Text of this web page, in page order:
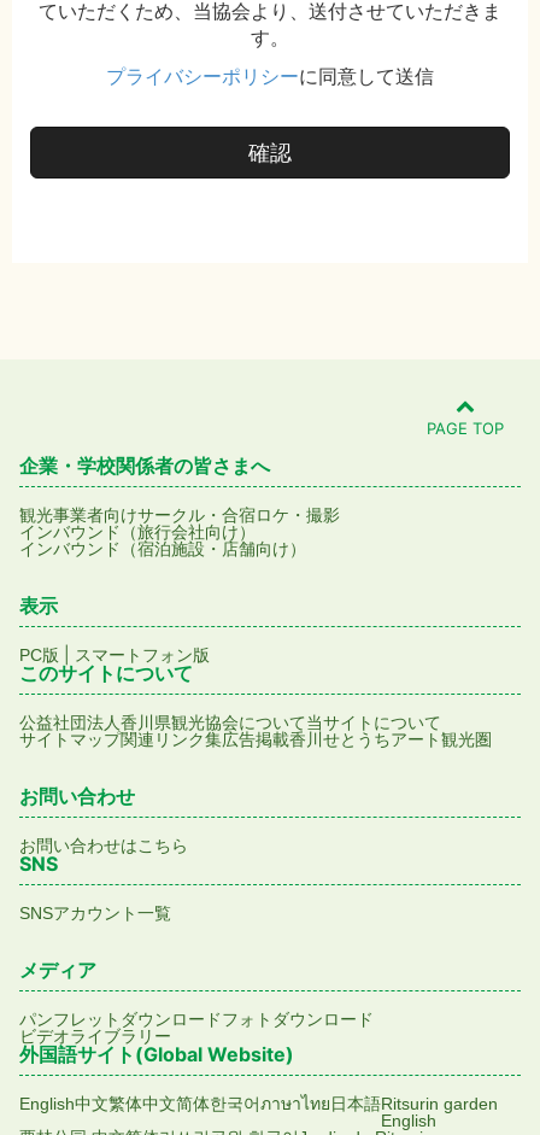
ていただくため、当協会より、送付させていただきま
す。
プライバシーポリシーに同意して送信
確認
PAGE TOP
企業・学校関係者の皆さまへ
観光事業者向けサークル・合宿ロケ・撮影
インバウンド（旅行会社向け）
インバウンド（宿泊施設・店舗向け）
表示
PC版 スマートフォン版
このサイトについて
公益社団法人香川県観光協会について当サイトについて
サイトマップ関連リンク集広告掲載香川せとうちアート観光圏
お問い合わせ
お問い合わせはこちら
SNS
SNSアカウント一覧
メディア
パンフレットダウンロードフォトダウンロード
ビデオライブラリー
外国語サイト(Global Website)
English中文繁体中文简体한국어ภาษาไทย日本語Ritsurin garden
English